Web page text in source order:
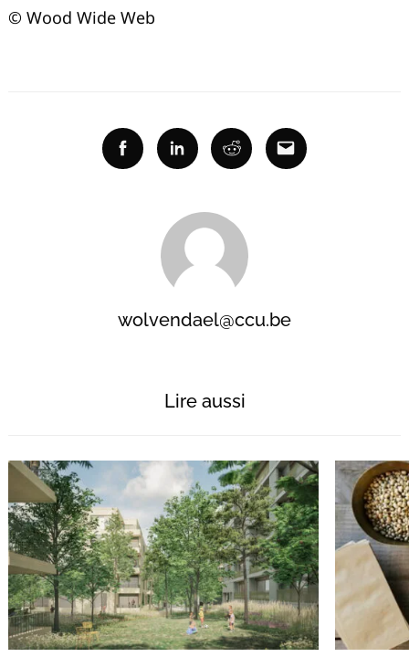
© Wood Wide Web
FacebookLinkedinRedditEmail
wolvendael@ccu.be
Lire aussi